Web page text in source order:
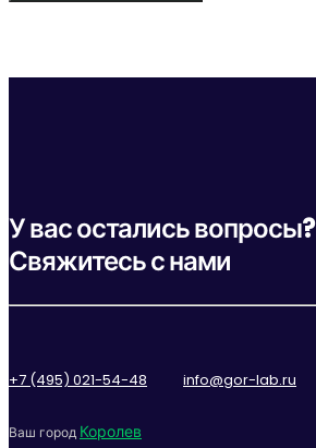
У вас остались вопросы?
Свяжитесь с нами
+7 (495) 021-54-48 info@gor-lab.ru
Ваш город Королев